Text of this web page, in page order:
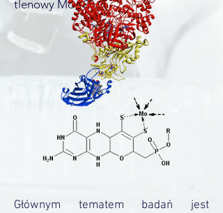
tlenowy Mo=O)
Głównym tematem badań jest